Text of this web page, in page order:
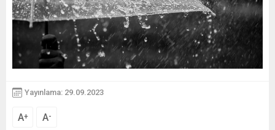
Yayınlama: 29.09.2023
A+ A-